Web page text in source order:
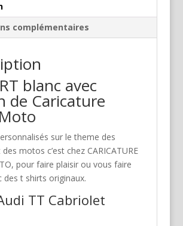
complémentaires
blanc avec
de Caricature
sur le theme des
motos c’est chez CARICATURE
pour faire plaisir ou vous faire
des t shirts originaux.
TT Cabriolet